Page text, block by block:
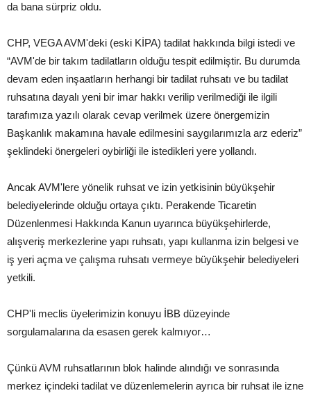
da bana sürpriz oldu.
CHP, VEGA AVM'deki (eski KİPA) tadilat hakkında bilgi istedi ve
“AVM'de bir takım tadilatların olduğu tespit edilmiştir. Bu durumda
devam eden inşaatların herhangi bir tadilat ruhsatı ve bu tadilat
ruhsatına dayalı yeni bir imar hakkı verilip verilmediği ile ilgili
tarafımıza yazılı olarak cevap verilmek üzere önergemizin
Başkanlık makamına havale edilmesini saygılarımızla arz ederiz”
şeklindeki önergeleri oybirliği ile istedikleri yere yollandı.
Ancak AVM'lere yönelik ruhsat ve izin yetkisinin büyükşehir
belediyelerinde olduğu ortaya çıktı. Perakende Ticaretin
Düzenlenmesi Hakkında Kanun uyarınca büyükşehirlerde,
alışveriş merkezlerine yapı ruhsatı, yapı kullanma izin belgesi ve
iş yeri açma ve çalışma ruhsatı vermeye büyükşehir belediyeleri
yetkili.
CHP'li meclis üyelerimizin konuyu İBB düzeyinde
sorgulamalarına da esasen gerek kalmıyor…
Çünkü AVM ruhsatlarının blok halinde alındığı ve sonrasında
merkez içindeki tadilat ve düzenlemelerin ayrıca bir ruhsat ile izne